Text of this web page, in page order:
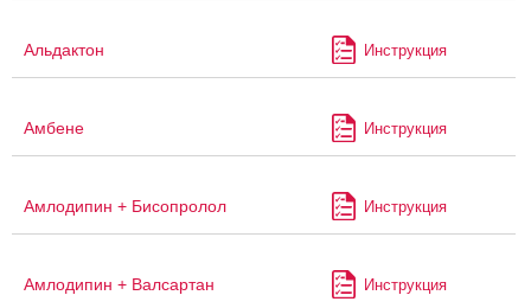
Альдактон Инструкция
Амбене Инструкция
Амлодипин + Бисопролол Инструкция
Амлодипин + Валсартан Инструкция